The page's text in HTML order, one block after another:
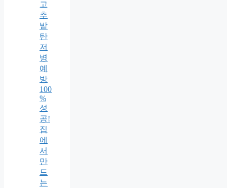
고
추
밭
탄
저
병
예
방
100
%
성
공!
집
에
서
만
드
는